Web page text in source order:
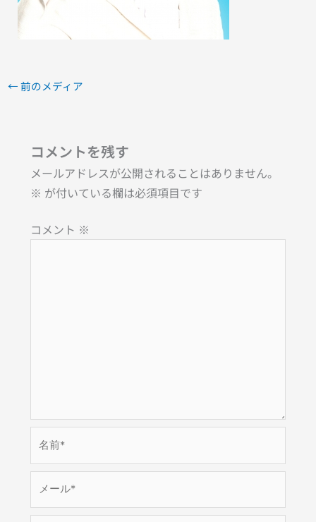
←前のメディア
コメントを残す
メールアドレスが公開されることはありません。
※ が付いている欄は必須項目です
コメント ※
*